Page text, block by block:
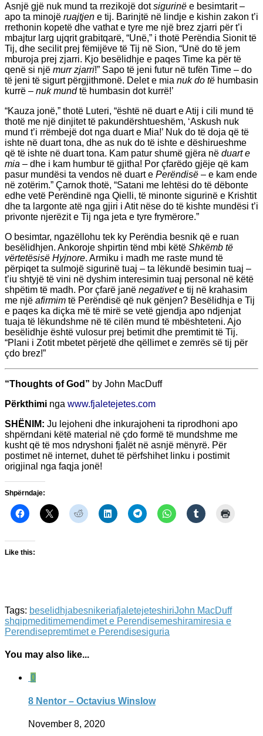
Asnjë gjë nuk mund ta rrezikojë dotsigurinë e besimtarit –
apo ta minojë ruajtjen e tij. Barinjtë në lindje e kishin zakon t’i
rrethonin kopetë dhe vathat e tyre me një brez zjarri për t’i
mbajtur larg ujqrit grabitqarë, “Unë,” i thotë Perëndia Sionit të
Tij, dhe secilit prej fëmijëve të Tij në Sion, “Unë do të jem
mburoja prej zjarri. Kjo besëlidhje e paqes Time ka për të
qenë si një murr zjarri!” Sapo të jeni futur në tufën Time – do
të jeni të sigurt përgjithmonë. Delet e mia nuk do të humbasin
kurrë – nuk mundtë humbasin dot kurrë!’
“Kauza jonë,” thotë Luteri, “është në duart e Atij i cili mund të
thotë me një dinjitet të pakundërshtueshëm, ‘Askush nuk
mund t’i rrëmbejë dot nga duart e Mia!’ Nuk do të doja që të
ishte në duart tona, dhe as nuk do të ishte e dëshirueshme
që të ishte në duart tona. Kam patur shumë gjëra në duart e
mia – dhe i kam humbur të gjitha! Por çfarëdo gjëje që kam
pasur mundësi ta vendos në duart e Perëndisë – e kam ende
në zotërim.” Çarnok thotë, “Satani me lehtësi do të dëbonte
edhe vetë Perëndinë nga Qielli, të minonte sigurinë e Krishtit
dhe ta largonte atë nga gjiri i Atit nëse do të kishte mundësi t’i
privonte njerëzit e Tij nga jeta e tyre frymërore.”
O besimtar, ngazëllohu tek ky Perëndia besnik që e ruan
besëlidhjen. Ankoroje shpirtin tënd mbi këtë Shkëmb të
vërtetësisë Hyjnore. Armiku i madh me raste mund të
përpiqet ta sulmojë sigurinë tuaj – ta lëkundë besimin tuaj –
t’iu shtyjë të vini në dyshim interesimin tuaj personal në këtë
shpëtim të madh. Por çfarë janë negativete tij në krahasim
me një afirmim të Perëndisë që nuk gënjen? Besëlidhja e Tij
e paqes ka diçka më të mirë se vetë gjendja apo ndjenjat
tuaja të lëkundshme në të cilën mund të mbështeteni. Ajo
besëlidhje është vulosur prej betimit dhe premtimit të Tij.
“Plani i Zotit mbetet përjetë dhe qëllimet e zemrës së tij për
çdo brez!”
“Thoughts of God” by John MacDuff
Përkthimi nga www.fjaletejetes.com
SHËNIM: Ju lejoheni dhe inkurajoheni ta riprodhoni apo
shpërndani këtë material në çdo formë të mundshme me
kusht që të mos ndryshoni fjalët në asnjë mënyrë. Për
postimet në internet, duhet të përfshihet linku i postimit
origjinal nga faqja jonë!
Shpërndaje:
Like this:
Tags: beselidhjabesnikeriafjaletejeteshiriJohn MacDuff
shqipmeditimemendimet e Perendisemeshiramiresia e
Perendisepremtimet e Perendisesiguria
You may also like...
0
8 Nentor – Octavius Winslow
November 8, 2020